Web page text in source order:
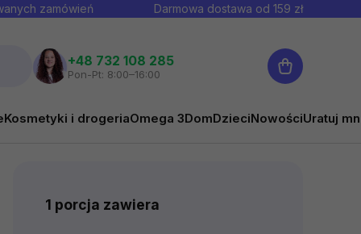
zamówień Darmowa dostawa od 159 zł
+48 732 108 285
Pon-Pt: 8:00–16:00
Koszyk
Kosmetyki i drogeriaOmega 3DomDzieciNowościUratuj
1 porcja zawiera